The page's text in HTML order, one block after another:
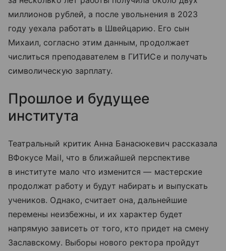
миллионов рублей, а после увольнения в 2023
году уехала работать в Швейцарию. Его сын
Михаил, согласно этим данным, продолжает
числиться преподавателем в ГИТИСе и получать
символическую зарплату.
Прошлое и будущее
института
Театральный критик Анна Банасюкевич рассказала
ВФокусе Mail, что в ближайшей перспективе
в институте мало что изменится — мастерские
продолжат работу и будут набирать и выпускать
учеников. Однако, считает она, дальнейшие
перемены неизбежны, и их характер будет
напрямую зависеть от того, кто придет на смену
Заславскому. Выборы нового ректора пройдут